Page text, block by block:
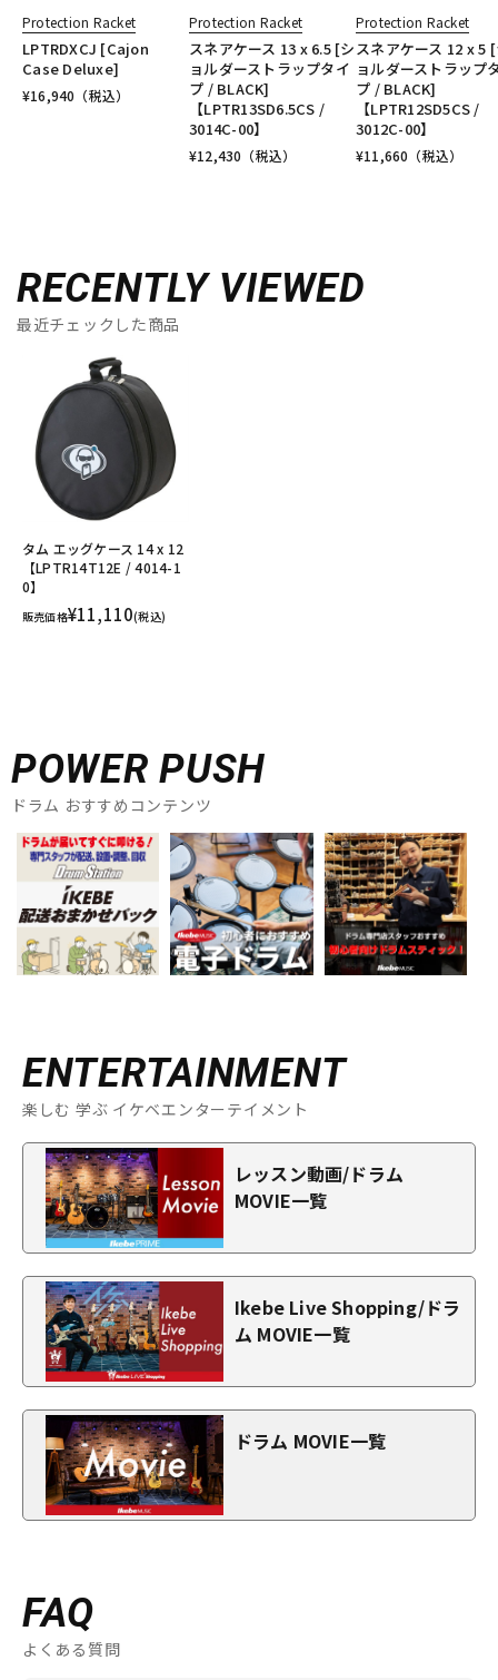
Protection Racket
LPTRDXCJ [Cajon
Case Deluxe]
¥16,940 （税込）
Protection Racket
スネアケース 13 x 6.5 [シ
ョルダーストラップタイ
プ / BLACK]
【LPTR13SD6.5CS /
3014C-00】
¥12,430 （税込）
Protection Racket
スネアケース 12 x 5
ョルダーストラップ
プ / BLACK]
【LPTR12SD5CS /
3012C-00】
¥11,660 （税込）
RECENTLY VIEWED
最近チェックした商品
タム エッグケース 14 x 12
【LPTR14T12E / 4014-1
0】
販売価格¥11,110(税込)
POWER PUSH
ドラム おすすめコンテンツ
ENTERTAINMENT
楽しむ 学ぶ イケベエンターテイメント
レッスン動画/ドラム
MOVIE一覧
Ikebe Live Shopping/ドラ
ム MOVIE一覧
ドラム MOVIE一覧
FAQ
よくある質問